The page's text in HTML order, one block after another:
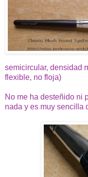
semicircular, densidad
flexible, no floja)
No me ha desteñido ni
nada y es muy sencilla